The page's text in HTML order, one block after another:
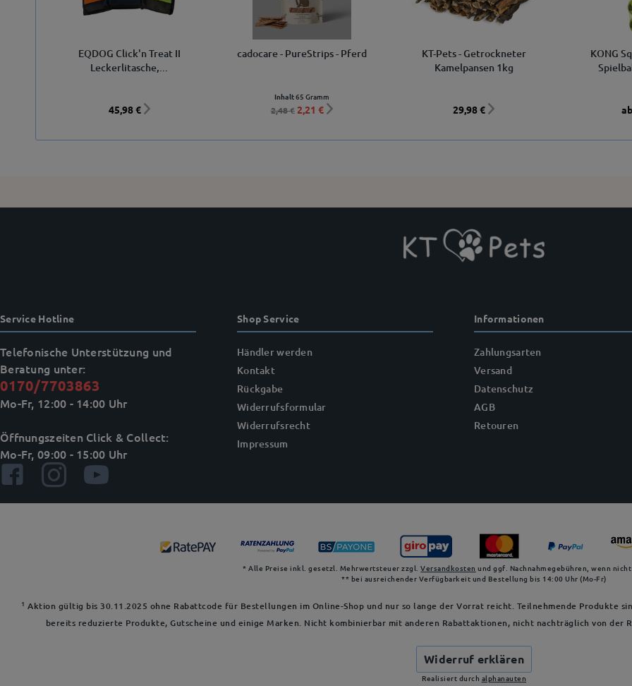
EQDOG Click'n Treat II
Leckerlitasche,...
45,98 €
cadocare - PureStrips - Pferd
Inhalt65 Gramm
2,48 € 2,21 €
KT-Pets - Getrockneter
Kamelpansen 1kg
29,98 €
KONG
Service Hotline
Telefonische Unterstützung und
Beratung unter:
0170/7703863
Mo-Fr, 12:00 - 14:00 Uhr
Öffnungszeiten Click & Collect:
Mo-Fr, 09:00 - 15:00 Uhr
Shop Service
Händler werden
Kontakt
Rückgabe
Widerrufsformular
Widerrufsrecht
Impressum
Informationen
Zahlungsarten
Versand
Datenschutz
AGB
Retouren
* Alle Preise inkl. gesetzl. Mehrwertsteuer zzgl.Versandkosten und ggf. Nachnahmegebühren, wenn
** bei ausreichender Verfügbarkeit und Bestellung bis 14:00 Uhr (Mo-Fr)
1 Aktion gültig bis 30.11.2025 ohne Rabattcode für Bestellungen im Online-Shop und nur so lange der Vorrat reicht. Teilnehmende Produkte
bereits reduzierte Produkte, Gutscheine und einige Marken. Nicht kombinierbar mit anderen Rabattaktionen, nicht nachträglich von der
Widerruf erklären
Realisiert durch alphanauten